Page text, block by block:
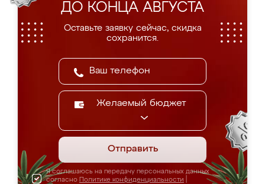
ДО КОНЦА АВГУСТА
Оставьте заявку сейчас, скидка
сохранится.
Желаемый бюджет
Отправить
Я соглашаюсь на передачу персональных данных
согласно Политике конфиденциальности